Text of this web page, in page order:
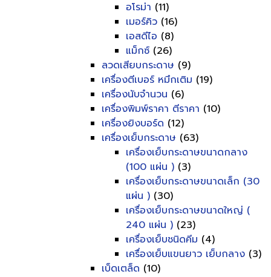
อโรม่า (11)
เมอร์คิว (16)
เอสดีไอ (8)
แม็กซ์ (26)
ลวดเสียบกระดาษ (9)
เครื่องตีเบอร์ หมึกเติม (19)
เครื่องนับจำนวน (6)
เครื่องพิมพ์ราคา ตีราคา (10)
เครื่องยิงบอร์ด (12)
เครื่องเย็บกระดาษ (63)
เครื่องเย็บกระดาษขนาดกลาง
(100 แผ่น ) (3)
เครื่องเย็บกระดาษขนาดเล็ก (30
แผ่น ) (30)
เครื่องเย็บกระดาษขนาดใหญ่ (
240 แผ่น ) (23)
เครื่องเย็บชนิดคีม (4)
เครื่องเย็บแขนยาว เย็บกลาง (3)
เบ็ดเตล็ด (10)